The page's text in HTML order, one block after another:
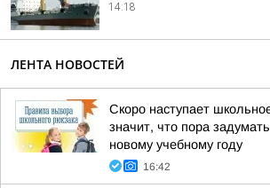
14:18
ЛЕНТА НОВОСТЕЙ
Скоро наступает
значит, что пора
новому учебному году
16:42